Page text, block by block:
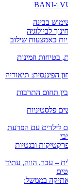
ניהול בעולם כאוטי: תפקידם של מודלי VUCA ו-BANI
בבינה
לביולוגיה
באמצעות שילוב
בטיחות וזמינות
הפיננסית: תיאוריה
תחום התרבות
פלסטיניות
לילדים עם הפרעת
ובנטיות
– עבר, הווה, עתיד
אתיקה בממשל: